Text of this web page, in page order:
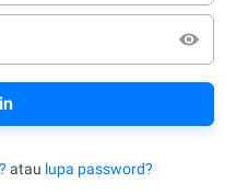
atau lupa password?